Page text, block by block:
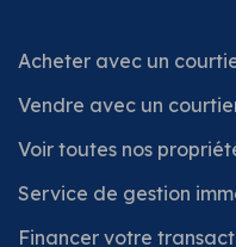
Acheter avec un
Vendre avec un
Voir toutes nos
Service de gestion
Financer votre